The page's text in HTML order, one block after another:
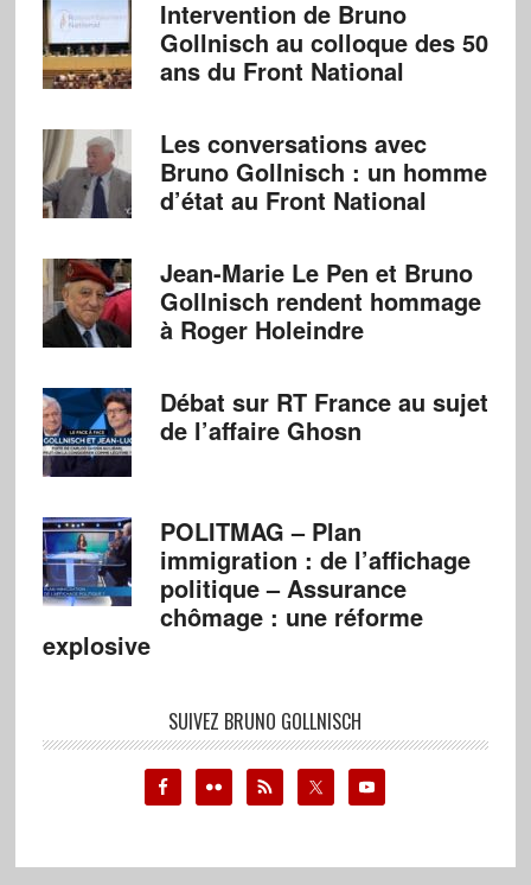
Intervention de Bruno
Gollnisch au colloque des 50
ans du Front National
Les conversations avec
Bruno Gollnisch : un homme
d’état au Front National
Jean-Marie Le Pen et Bruno
Gollnisch rendent hommage
à Roger Holeindre
Débat sur RT France au sujet
de l’affaire Ghosn
POLITMAG – Plan
immigration : de l’affichage
politique – Assurance
chômage : une réforme
explosive
SUIVEZ BRUNO GOLLNISCH